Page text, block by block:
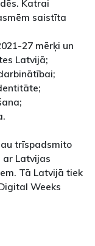
Katrai
saistīta
27 mērķi un
Latvijā;
trīspadsmito
ar Latvijas
Tā Latvijā tiek
Weeks